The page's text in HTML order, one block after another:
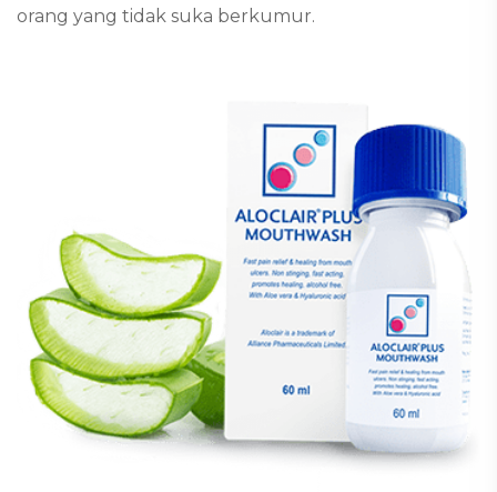
orang yang tidak suka berkumur.